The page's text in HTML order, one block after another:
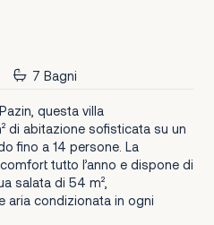
7 Bagni
questa villa
di abitazione sofisticata su un
fino a 14 persone. La
tutto l’anno e dispone di
salata di 54 m²,
aria condizionata in ogni